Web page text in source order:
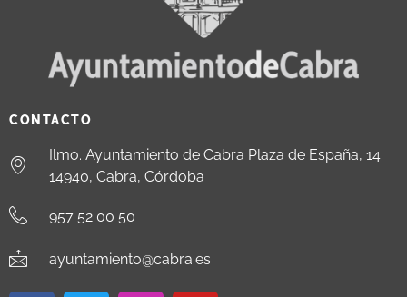
CONTACTO
Ilmo. Ayuntamiento de Cabra Plaza de España, 14
14940, Cabra, Córdoba
957 52 00 50
ayuntamiento@cabra.es